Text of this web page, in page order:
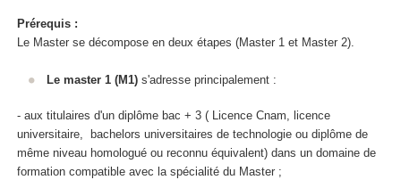
Prérequis :
Le Master se décompose en deux étapes (Master 1 et Master 2).
Le master 1 (M1)s'adresse principalement :
- aux titulaires d'un diplôme bac + 3 ( Licence Cnam, licence
universitaire, bachelors universitaires de technologie ou diplôme de
même niveau homologué ou reconnu équivalent) dans un domaine de
formation compatible avec la spécialité du Master ;